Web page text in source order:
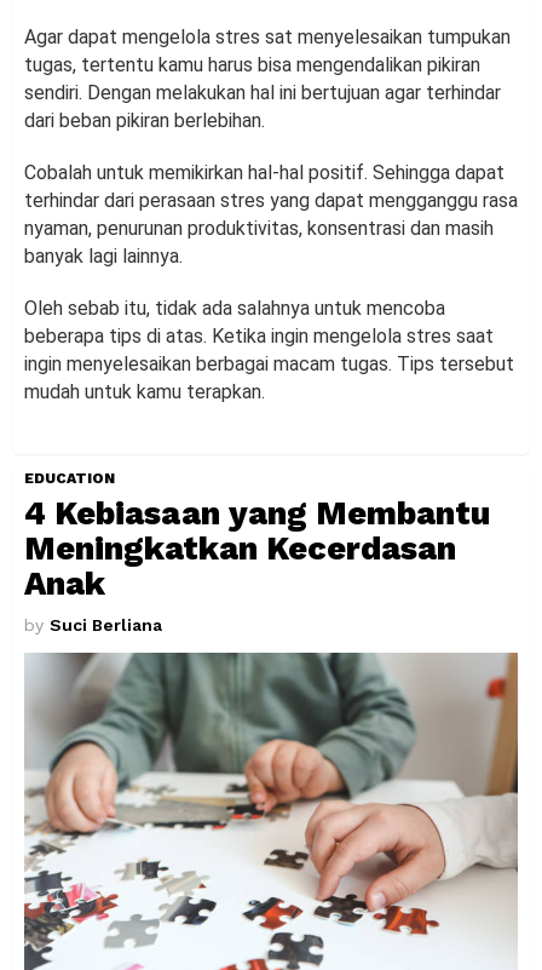
Agar dapat mengelola stres sat menyelesaikan tumpukan
tugas, tertentu kamu harus bisa mengendalikan pikiran
sendiri. Dengan melakukan hal ini bertujuan agar terhindar
dari beban pikiran berlebihan.
Cobalah untuk memikirkan hal-hal positif. Sehingga dapat
terhindar dari perasaan stres yang dapat mengganggu rasa
nyaman, penurunan produktivitas, konsentrasi dan masih
banyak lagi lainnya.
Oleh sebab itu, tidak ada salahnya untuk mencoba
beberapa tips di atas. Ketika ingin mengelola stres saat
ingin menyelesaikan berbagai macam tugas. Tips tersebut
mudah untuk kamu terapkan.
EDUCATION
4 Kebiasaan yang Membantu
Meningkatkan Kecerdasan
Anak
by Suci Berliana